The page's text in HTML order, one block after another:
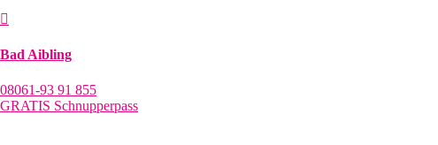

Bad Aibling
08061-93 91 855
GRATIS Schnupperpass